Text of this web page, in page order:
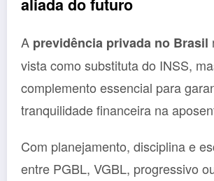
aliada do futuro
A previdência privada no Brasil
vista como substituta do INSS,
complemento essencial para
tranquilidade financeira na
Com planejamento, disciplina e
entre PGBL, VGBL, progressivo